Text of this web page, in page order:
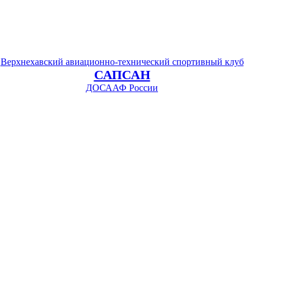
Верхнехавский авиационно-технический спортивный клуб
САПСАН
ДОСААФ России